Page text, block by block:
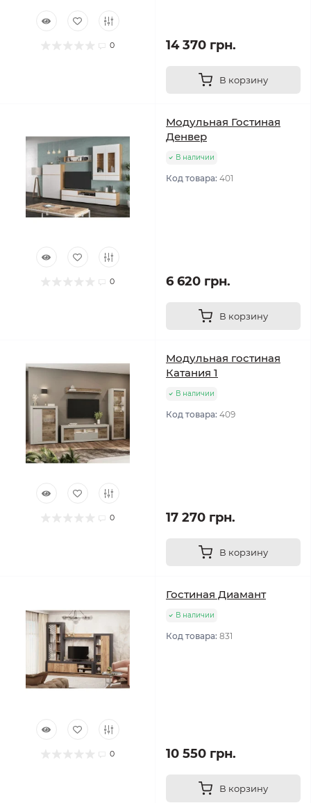
0 14 370 грн.
В корзину
0
Модульная Гостиная
Денвер
В наличии
Код товара: 401
6 620 грн.
В корзину
0
Модульная гостиная
Катания 1
В наличии
Код товара: 409
17 270 грн.
В корзину
0
Гостиная Диамант
В наличии
Код товара: 831
10 550 грн.
В корзину